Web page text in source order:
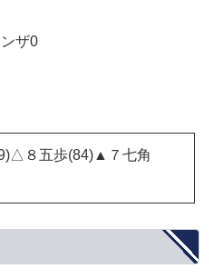
ザ0
８五歩(84)▲７七角